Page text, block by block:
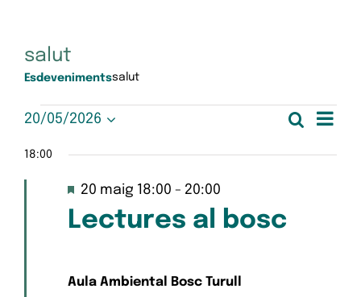
salut
Esdevenimentssalut
Esdeveniments
del
Cerca
Dia
20/05/2026
una
18:00
Lectures al bosc
Destacats
20 maig 18:00 - 20:00
Aula Ambiental Bosc Turull